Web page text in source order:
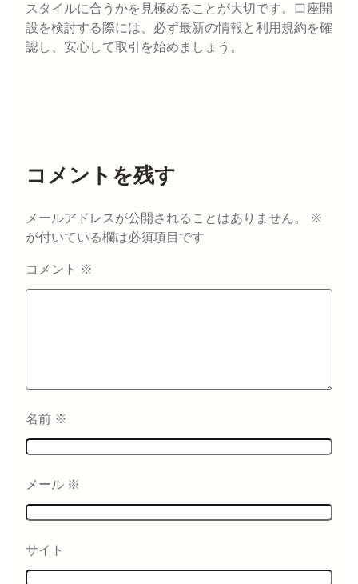
スタイルに合うかを見極めることが大切です。口座開
設を検討する際には、必ず最新の情報と利用規約を確
認し、安心して取引を始めましょう。
コメントを残す
メールアドレスが公開されることはありません。
※
が付いている欄は必須項目です
コメント ※
名前 ※
メール ※
サイト